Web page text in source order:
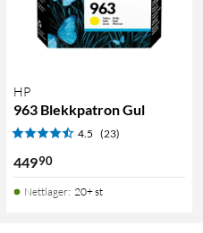
HP
963 Blekkpatron Gul
4.5 (23)
44990
Nettlager: 20+ st